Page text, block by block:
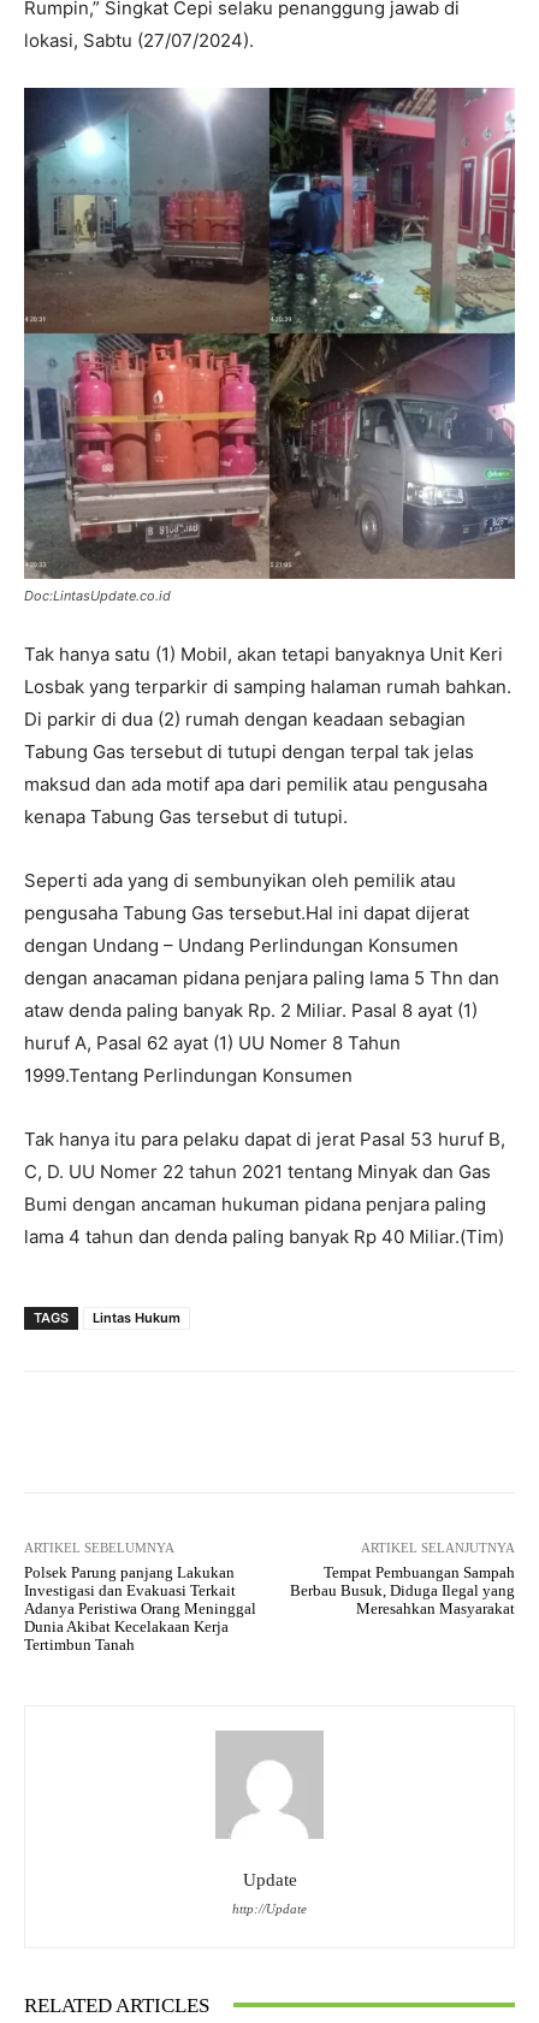
Rumpin,” Singkat Cepi selaku penanggung jawab di
lokasi, Sabtu (27/07/2024).
Doc:LintasUpdate.co.id
Tak hanya satu (1) Mobil, akan tetapi banyaknya Unit Keri
Losbak yang terparkir di samping halaman rumah bahkan.
Di parkir di dua (2) rumah dengan keadaan sebagian
Tabung Gas tersebut di tutupi dengan terpal tak jelas
maksud dan ada motif apa dari pemilik atau pengusaha
kenapa Tabung Gas tersebut di tutupi.
Seperti ada yang di sembunyikan oleh pemilik atau
pengusaha Tabung Gas tersebut.Hal ini dapat dijerat
dengan Undang – Undang Perlindungan Konsumen
dengan anacaman pidana penjara paling lama 5 Thn dan
ataw denda paling banyak Rp. 2 Miliar. Pasal 8 ayat (1)
huruf A, Pasal 62 ayat (1) UU Nomer 8 Tahun
1999.Tentang Perlindungan Konsumen
Tak hanya itu para pelaku dapat di jerat Pasal 53 huruf B,
C, D. UU Nomer 22 tahun 2021 tentang Minyak dan Gas
Bumi dengan ancaman hukuman pidana penjara paling
lama 4 tahun dan denda paling banyak Rp 40 Miliar.(Tim)
TAGS Lintas Hukum
ARTIKEL SEBELUMNYA
Polsek Parung panjang Lakukan
Investigasi dan Evakuasi Terkait
Adanya Peristiwa Orang Meninggal
Dunia Akibat Kecelakaan Kerja
Tertimbun Tanah
ARTIKEL SELANJUTNYA
Tempat Pembuangan Sampah
Berbau Busuk, Diduga Ilegal yang
Meresahkan Masyarakat
Update
http://Update
RELATED ARTICLES